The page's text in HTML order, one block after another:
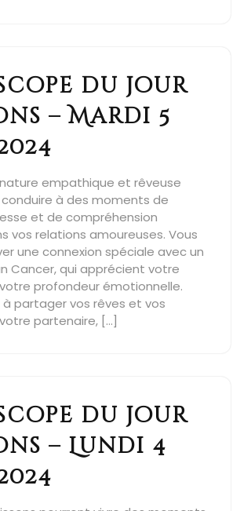
du jour
– Mardi 5
empathique et rêveuse
à des moments de
et de compréhension
vos relations amoureuses. Vous
une connexion spéciale avec un
Cancer, qui apprécient votre
profondeur émotionnelle.
à partager vos rêves et vos
partenaire, […]
du jour
– Lundi 4